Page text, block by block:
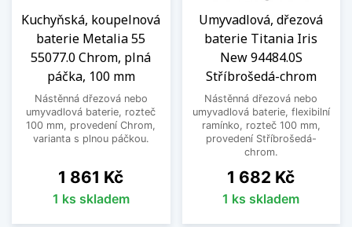
Kuchyňská, koupelnová
baterie Metalia 55
55077.0 Chrom, plná
páčka, 100 mm
Nástěnná dřezová nebo
umyvadlová baterie, rozteč
100 mm, provedení Chrom,
varianta s plnou páčkou.
Cena
1 861 Kč
1 ks skladem
Umyvadlová, dřezová
baterie Titania Iris
New 94484.0S
Stříbrošedá-chrom
Nástěnná dřezová nebo
umyvadlová baterie, flexibilní
ramínko, rozteč 100 mm,
provedení Stříbrošedá-
chrom.
Cena
1 682 Kč
1 ks skladem